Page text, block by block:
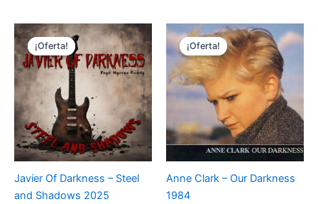
¡Oferta!
¡Oferta!
Javier Of Darkness – Steel
and Shadows 2025
¡Oferta!
¡Oferta!
Anne Clark – Our Darkness
1984